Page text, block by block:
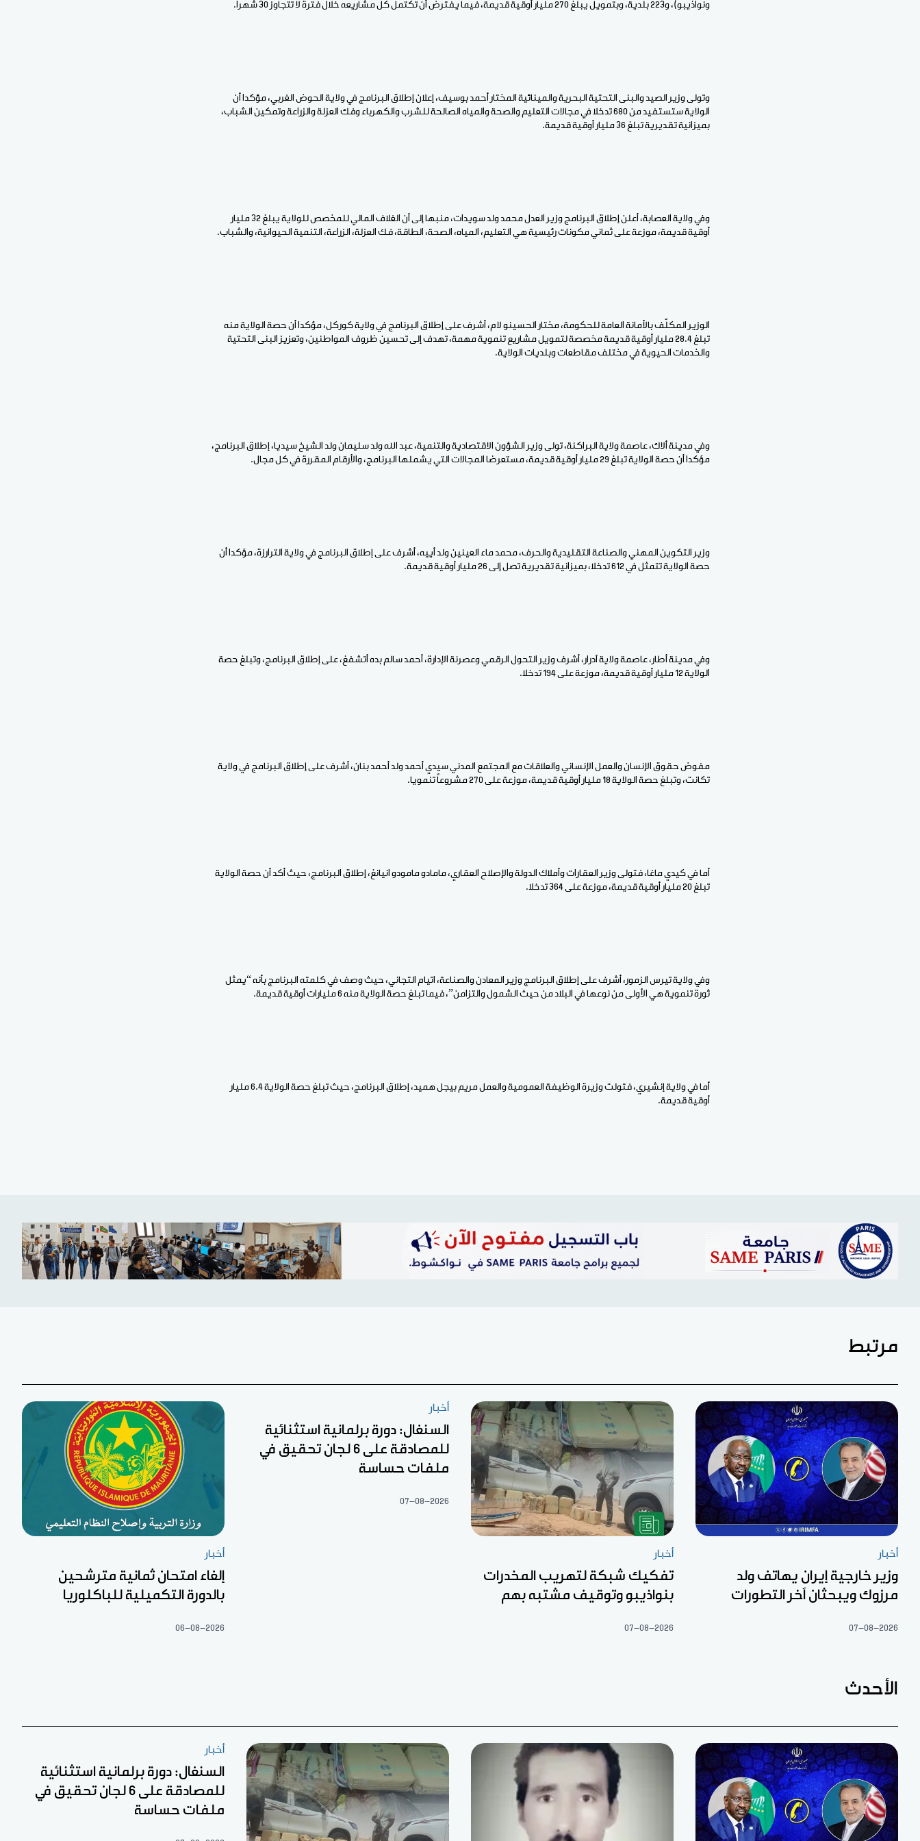
ونواذيبو)، و223 بلدية، وبتمويل يبلغ 270 مليار أوقية قديمة، فيما يفترض أن تكتمل كل مشاريعه خلال فترة لا تتجاوز 30 شهرا.
وتولى وزير الصيد والبنى التحتية البحرية والمينائية المختار أحمد بوسيف، إعلان إطلاق البرنامج في ولاية الحوض الغربي، مؤكدا أن
الولاية ستستفيد من 680 تدخلا في مجالات التعليم والصحة والمياه الصالحة للشرب والكهرباء وفك العزلة والزراعة وتمكين الشباب،
بميزانية تقديرية تبلغ 36 مليار أوقية قديمة.
وفي ولاية العصابة، أعلن إطلاق البرنامج وزير العدل محمد ولد سويدات، منبها إلى أن الغلاف المالي للمخصص للولاية يبلغ 32 مليار
أوقية قديمة، موزعة على ثماني مكونات رئيسية هي التعليم، المياه، الصحة، الطاقة، فك العزلة، الزراعة، التنمية الحيوانية، والشباب.
الوزير المكلّف بالأمانة العامة للحكومة، مختار الحسينو لام، أشرف على إطلاق البرنامج في ولاية كوركل، مؤكدا أن حصة الولاية منه
تبلغ 28.4 مليار أوقية قديمة مخصصة لتمويل مشاريع تنموية مهمة، تهدف إلى تحسين ظروف المواطنين، وتعزيز البنى التحتية
والخدمات الحيوية في مختلف مقاطعات وبلديات الولاية.
وفي مدينة ألاك، عاصمة ولاية البراكنة، تولى وزير الشؤون الاقتصادية والتنمية، عبد الله ولد سليمان ولد الشيخ سيديا، إطلاق البرنامج،
مؤكدا أن حصة الولاية تبلغ 29 مليار أوقية قديمة، مستعرضا المجالات التي يشملها البرنامج، والأرقام المقررة في كل مجال.
وزير التكوين المهني والصناعة التقليدية والحرف، محمد ماء العينين ولد أييه، أشرف على إطلاق البرنامج في ولاية الترارزة، مؤكدا أن
حصة الولاية تتمثل في 612 تدخلا، بميزانية تقديرية تصل إلى 26 مليار أوقية قديمة.
وفي مدينة أطار، عاصمة ولاية آدرار، أشرف وزير التحول الرقمي وعصرنة الإدارة، أحمد سالم بده أتشفغ، على إطلاق البرنامج، وتبلغ حصة
الولاية 12 مليار أوقية قديمة، موزعة على 194 تدخلا.
مفوض حقوق الإنسان والعمل الإنساني والعلاقات مع المجتمع المدني سيدي أحمد ولد أحمد بنان، أشرف على إطلاق البرنامج في ولاية
تكانت، وتبلغ حصة الولاية 18 مليار أوقية قديمة، موزعة على 270 مشروعاً تنمويا.
أما في كيدي ماغا، فتولى وزير العقارات وأملاك الدولة والإصلاح العقاري، مامادو مامودو انيانغ، إطلاق البرنامج، حيث أكد أن حصة الولاية
تبلغ 20 مليار أوقية قديمة، موزعة على 364 تدخلا.
وفي ولاية تيرس الزمور، أشرف على إطلاق البرنامج وزير المعادن والصناعة، اتيام التجاني، حيث وصف في كلمته البرنامج بأنه “يمثل
ثورة تنموية هي الأولى من نوعها في البلاد من حيث الشمول والتزامن”، فيما تبلغ حصة الولاية منه 6 مليارات أوقية قديمة.
أما في ولاية إنشيري، فتولت وزيرة الوظيفة العمومية والعمل مريم بيجل هميد، إطلاق البرنامج، حيث تبلغ حصة الولاية 6.4 مليار
أوقية قديمة.
مرتبط
أخبار
وزير خارجية إيران يهاتف ولد
مرزوك ويبحثان آخر التطورات
07-08-2026
أخبار
تفكيك شبكة لتهريب المخدرات
بنواذيبو وتوقيف مشتبه بهم
07-08-2026
أخبار
السنغال: دورة برلمانية استثنائية
للمصادقة على 6 لجان تحقيق في
ملفات حساسة
07-08-2026
أخبار
إلغاء امتحان ثمانية مترشحين
بالدورة التكميلية للباكلوريا
06-08-2026
الأحدث
أخبار
السنغال: دورة برلمانية استثنائية
للمصادقة على 6 لجان تحقيق في
ملفات حساسة